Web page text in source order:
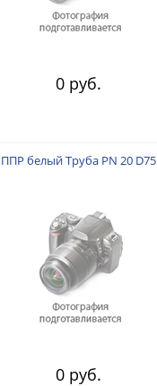
0 руб.
ППР белый Труба PN 20 D75
0 руб.